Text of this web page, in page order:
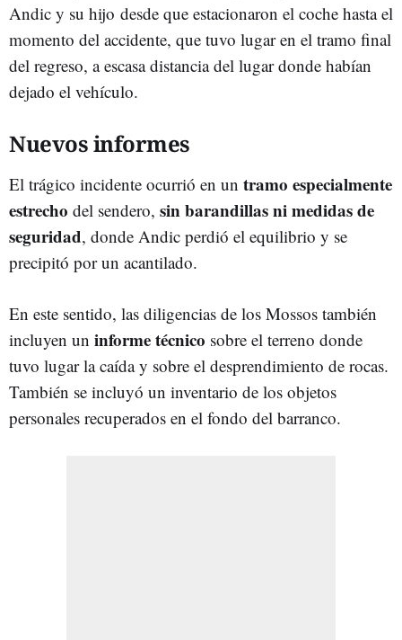
Andic y su hijo desde que estacionaron el coche hasta el
momento del accidente, que tuvo lugar en el tramo final
del regreso, a escasa distancia del lugar donde habían
dejado el vehículo.
Nuevos informes
El trágico incidente ocurrió en un tramo especialmente
estrecho del sendero, sinbarandillasnimedidasde
seguridad, donde Andic perdió el equilibrio y se
precipitó porun acantilado.
En este sentido, las diligencias de los Mossos también
incluyen un informetécnico sobre el terreno donde
tuvo lugarlacaíday sobre el desprendimiento de rocas.
También se incluyó un inventario de los objetos
personales recuperados en el fondo del barranco.